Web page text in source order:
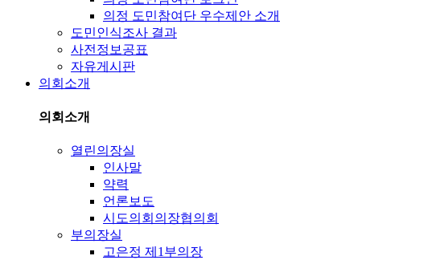
의정 도민참여단 우수제안 소개
도민인식조사 결과
사전정보공표
자유게시판
의회소개
의회소개
열린의장실
인사말
약력
언론보도
시도의회의장협의회
부의장실
고은정 제1부의장